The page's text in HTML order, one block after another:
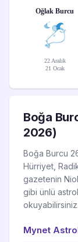
Oğlak Burcu
22 Aralık
21 Ocak
Boğa
2026)
Boğa Burcu
Hürriyet,
gazetenin
gibi ünlü
okuyabilirsiniz.
Mynet